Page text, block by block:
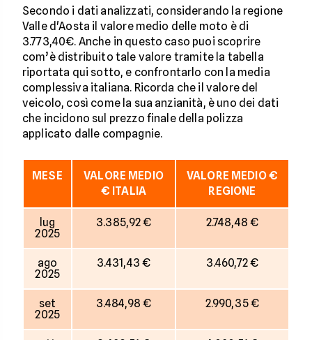
Secondo i dati analizzati, considerando la regione
Valle d'Aosta il valore medio delle moto è di
3.773,40€. Anche in questo caso puoi scoprire
com’è distribuito tale valore tramite la tabella
riportata qui sotto, e confrontarlo con la media
complessiva italiana. Ricorda che il valore del
veicolo, così come la sua anzianità, è uno dei dati
che incidono sul prezzo finale della polizza
applicato dalle compagnie.
MESE
VALORE MEDIO
€ ITALIA
VALORE MEDIO €
REGIONE
lug
2025
3.385,92 € 2.748,48 €
ago
2025
3.431,43 € 3.460,72 €
set
2025
3.484,98 € 2.990,35 €